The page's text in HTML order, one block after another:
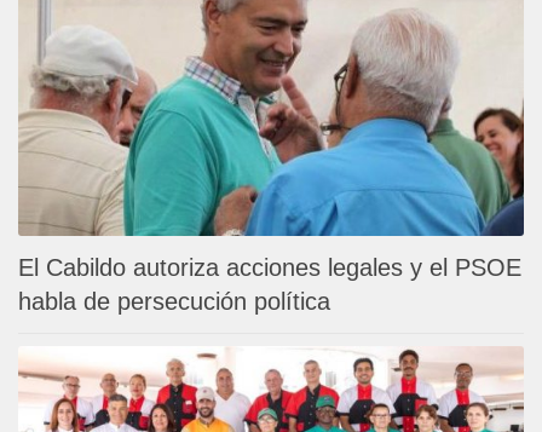
El Cabildo autoriza acciones legales y el PSOE
habla de persecución política